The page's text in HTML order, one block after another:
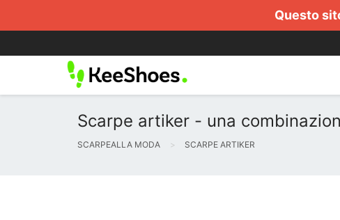
Questo
Scarpe artiker - una
SCARPEALLA MODA SCARPE ARTIKER